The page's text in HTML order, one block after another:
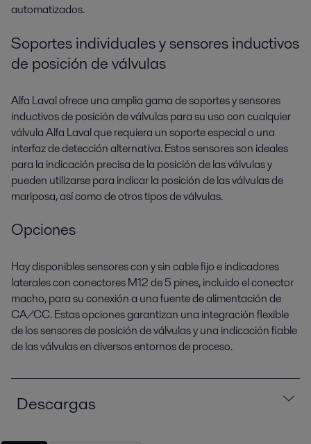
automatizados.
Soportes individuales y sensores inductivos
de posición de válvulas
Alfa Laval ofrece una amplia gama de soportes y sensores
inductivos de posición de válvulas para su uso con cualquier
válvula Alfa Laval que requiera un soporte especial o una
interfaz de detección alternativa. Estos sensores son ideales
para la indicación precisa de la posición de las válvulas y
pueden utilizarse para indicar la posición de las válvulas de
mariposa, así como de otros tipos de válvulas.
Opciones
Hay disponibles sensores con y sin cable fijo e indicadores
laterales con conectores M12 de 5 pines, incluido el conector
macho, para su conexión a una fuente de alimentación de
CA/CC. Estas opciones garantizan una integración flexible
de los sensores de posición de válvulas y una indicación fiable
de las válvulas en diversos entornos de proceso.
Descargas